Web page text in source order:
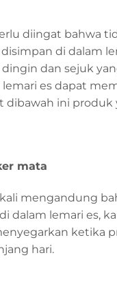
diingat bahwa
di dalam
dan sejuk
es dapat
ini produk
mata
mengandung
dalam lemari es,
ketika
hari.